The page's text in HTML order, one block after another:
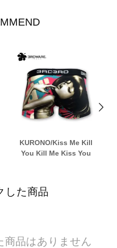
KURONO/Kiss Me Kill
You Kill Me Kiss You
した商品
商品はありません